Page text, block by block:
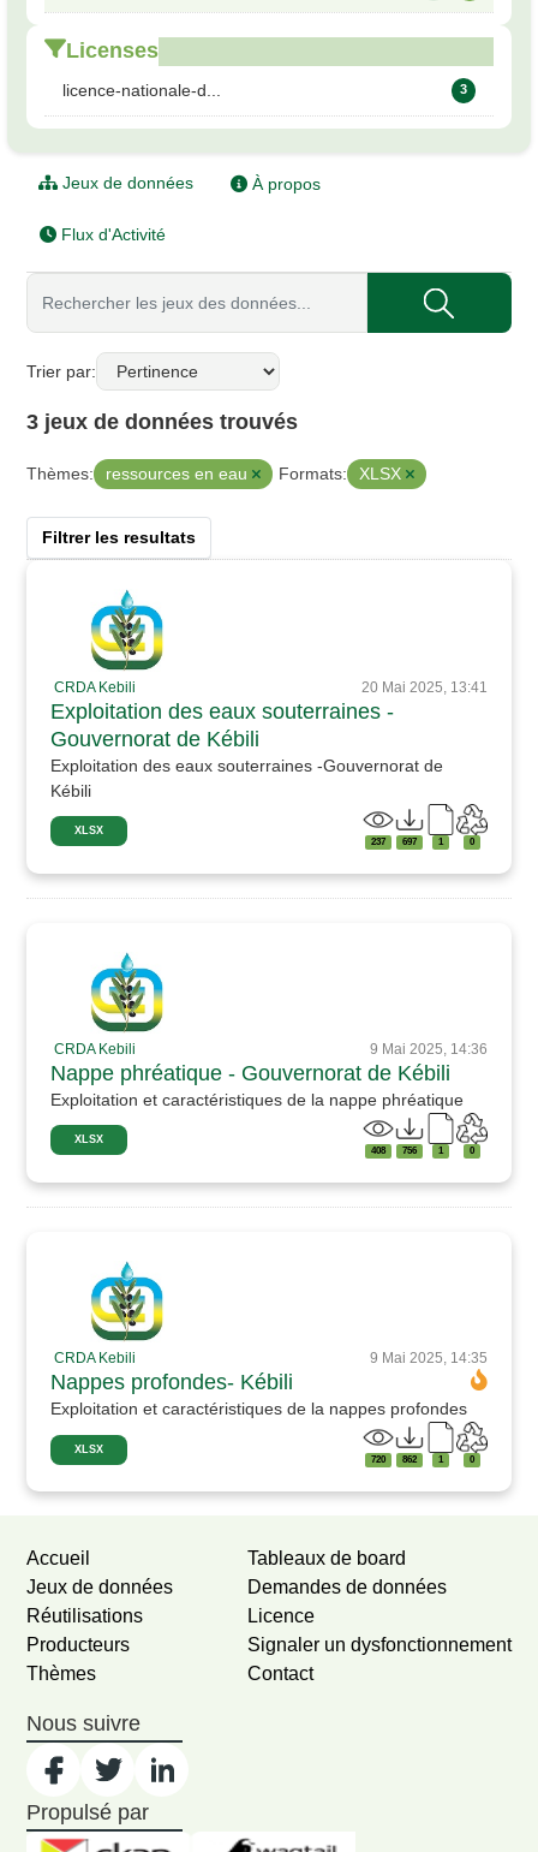
Licenses
licence-nationale-d... 3
Jeux de données À propos
Flux d'Activité
Trier par
3 jeux de données trouvés
Thèmes: ressources en eau Formats: XLSX
Filtrer les resultats
CRDA Kebili 20 Mai 2025, 13:41
Exploitation des eaux souterraines -
Gouvernorat de Kébili
Exploitation des eaux souterraines -Gouvernorat de
Kébili
XLSX
237 697 1 0
CRDA Kebili 9 Mai 2025, 14:36
Nappe phréatique - Gouvernorat de Kébili
Exploitation et caractéristiques de la nappe phréatique
XLSX
408 756 1 0
CRDA Kebili 9 Mai 2025, 14:35
Nappes profondes- Kébili
Exploitation et caractéristiques de la nappes profondes
XLSX
720 862 1 0
Accueil
Jeux de données
Réutilisations
Producteurs
Thèmes
Tableaux de board
Demandes de données
Licence
Signaler un dysfonctionnement
Contact
Nous suivre
Propulsé par